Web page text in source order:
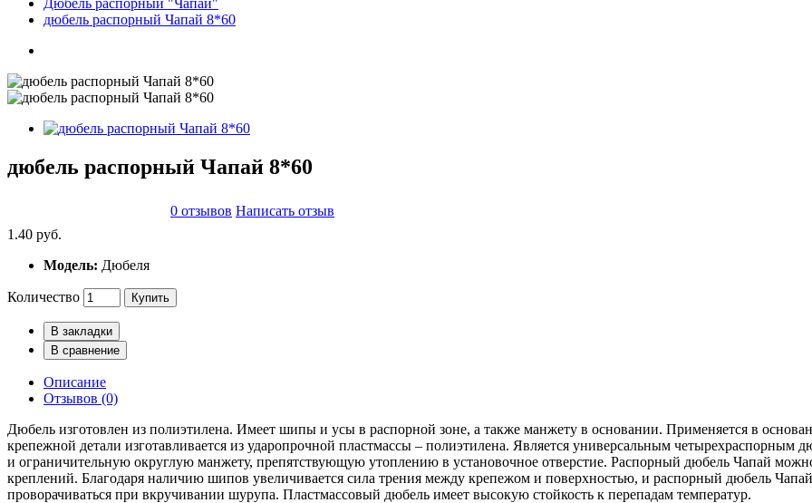
Дюбель распорный "Чапай"
дюбель распорный Чапай 8*60
дюбель распорный Чапай 8*60
0 отзывов Написать отзыв
1.40 руб.
Модель: Дюбеля
Количество Купить
В закладки
В сравнение
Описание
Отзывов (0)
Дюбель изготовлен из полиэтилена. Имеет шипы и усы в распорной зоне, а также манжету в основании. Применяется в
крепежной детали изготавливается из ударопрочной пластмассы – полиэтилена. Является универсальным
и ограничительную округлую манжету, препятствующую утоплению в установочное отверстие. Распорный дюбель Чапай
креплений. Благодаря наличию шипов увеличивается сила трения между крепежом и поверхностью, и распорный дюбель
проворачиваться при вкручивании шурупа. Пластмассовый дюбель имеет высокую стойкость к перепадам температур.